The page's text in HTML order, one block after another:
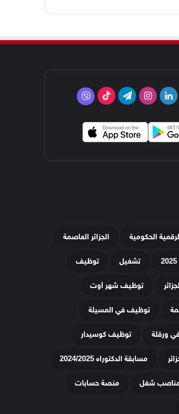
لينكدإنانستقرامتيلقرام‫TikTokفايبر
الحكومية الجزائر العاصمة
تشغيل توظيف
توظيف شهر أوت
توظيف في المسيلة
ورقلة توظيف كوسيدار
مسابقة الدكتوراه 2024/2025
شغل منصة حسابات